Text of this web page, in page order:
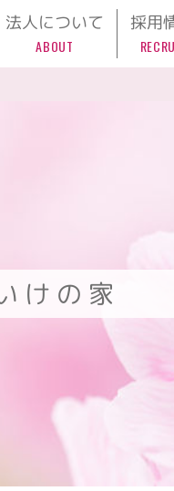
法人について
ABOUT
採用
けの家